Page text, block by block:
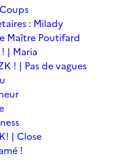
: Milady
Maître Poutifard
| Maria
! | Pas de vagues
| Close
!